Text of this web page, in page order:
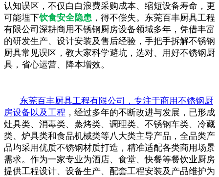
认知误区，不仅白白浪费采购成本、缩短设备寿命，更
可能埋下饮食安全隐患 ，得不偿失。东莞百丰厨具工程
有限公司深耕商用不锈钢厨房设备领域多年，凭借丰富
的研发生产、设计安装及售后经验，手把手拆解不锈钢
厨具常见误区，教大家科学避坑，选对、用好不锈钢厨
具，省心运营、降本增效。
东莞百丰厨具工程有限公司，专注于商用不锈钢厨
房设备以及工程 ，经过多年的不断改进与发展，已形成
灶具类、消毒类、蒸烤类、调理类、不锈钢车类、冷藏
类、炉具类和食品机械类等八大类主导产品，全品类产
品均采用优质不锈钢材质打造，精准适配各类商用场景
需求。作为一家专业为酒店、食堂、快餐等餐饮业厨房
提供工程设计、设备生产、配套工程安装及产品维护为